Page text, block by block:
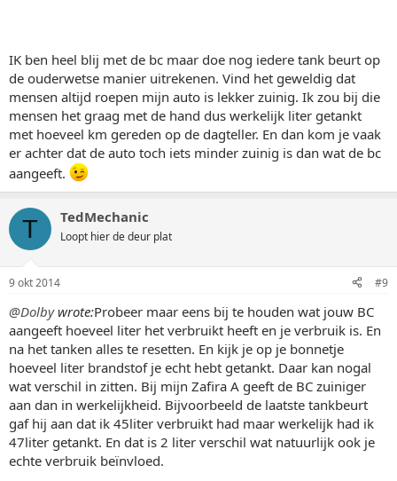
IK ben heel blij met de bc maar doe nog iedere tank beurt op
de ouderwetse manier uitrekenen. Vind het geweldig dat
mensen altijd roepen mijn auto is lekker zuinig. Ik zou bij die
mensen het graag met de hand dus werkelijk liter getankt
met hoeveel km gereden op de dagteller. En dan kom je vaak
er achter dat de auto toch iets minder zuinig is dan wat de bc
aangeeft.
T TedMechanic
Loopt hier de deur plat
9 okt 2014 #9
@Dolbywrote:Probeer maar eens bij te houden wat jouw BC
aangeeft hoeveel liter het verbruikt heeft en je verbruik is. En
na het tanken alles te resetten. En kijk je op je bonnetje
hoeveel liter brandstof je echt hebt getankt. Daar kan nogal
wat verschil in zitten. Bij mijn Zafira A geeft de BC zuiniger
aan dan in werkelijkheid. Bijvoorbeeld de laatste tankbeurt
gaf hij aan dat ik 45liter verbruikt had maar werkelijk had ik
47liter getankt. En dat is 2 liter verschil wat natuurlijk ook je
echte verbruik beïnvloed.